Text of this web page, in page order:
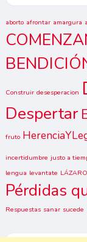
aborto afrontar amargura
Construir desesperacion
Despertar
fruto
incertidumbre justo a
lengua levantate LÁZARO
Pérdidas
Respuestas sanar sucede